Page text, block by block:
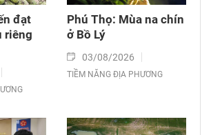
đạt
riêng
Phú Thọ: Mùa na chín
ở Bồ Lý
03/08/2026
TIỀM NĂNG ĐỊA PHƯƠNG